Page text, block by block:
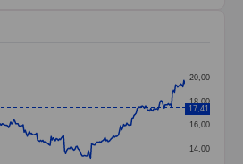
data points.
displaying categories.
displaying values. Data14,00
16,00
18,00
20,00
17,41